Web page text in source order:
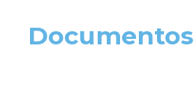
Documentos